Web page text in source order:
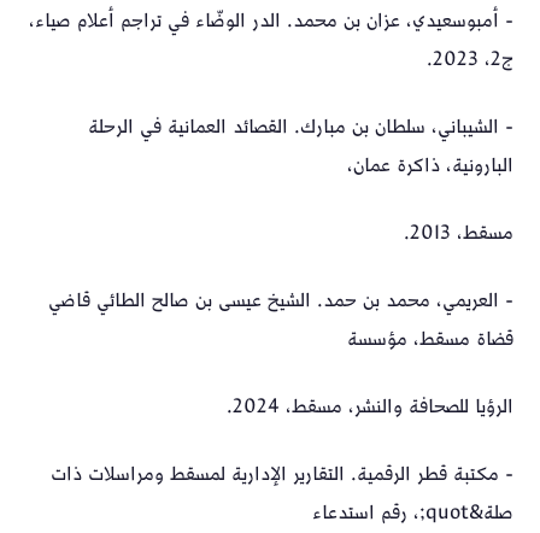
- أمبوسعيدي، عزان بن محمد. الدر الوضّاء في تراجم أعلام صياء،
ج2، 2023.
- الشيباني، سلطان بن مبارك. القصائد العمانية في الرحلة
البارونية، ذاكرة عمان،
مسقط، 2013.
- العريمي، محمد بن حمد. الشيخ عيسى بن صالح الطائي قاضي
قضاة مسقط، مؤسسة
الرؤيا للصحافة والنشر، مسقط، 2024.
- مكتبة قطر الرقمية. التقارير الإدارية لمسقط ومراسلات ذات
صلة&quot;، رقم استدعاء